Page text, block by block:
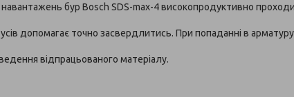
навантажень бур Bosch SDS-max-4 високопродуктивно
допомагає точно засвердлитись. При попаданні в арматуру
відпрацьованого матеріалу.